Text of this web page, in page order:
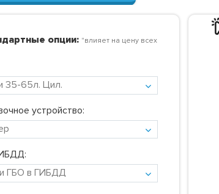
опции: "влияет на цену всех
устройство: